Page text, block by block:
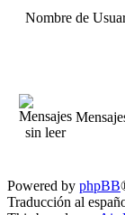
Nombre de
Powered by phpBB
Traducción al